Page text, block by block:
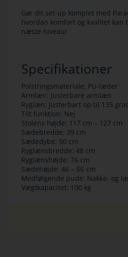
Gør dit set-up komplet med
hvordan komfort og kvalitet kan
næste niveau!
Specifikationer
Polstringsmateriale: PU-læder
Armlæn: Justerbare armlæn
Ryglæn: Justerbart op til 135
Tilt funktion: Nej
Stolens højde: 117 cm – 127 cm
Sædebredde: 39 cm
Sædedybe: 50 cm
Ryglænsbredde: 48 cm
Ryglænshøjde: 76 cm
Sædehøjde: 46 – 56 cm
Medfølgende pude: Nakke- og
Vægtkapacitet: 100 kg